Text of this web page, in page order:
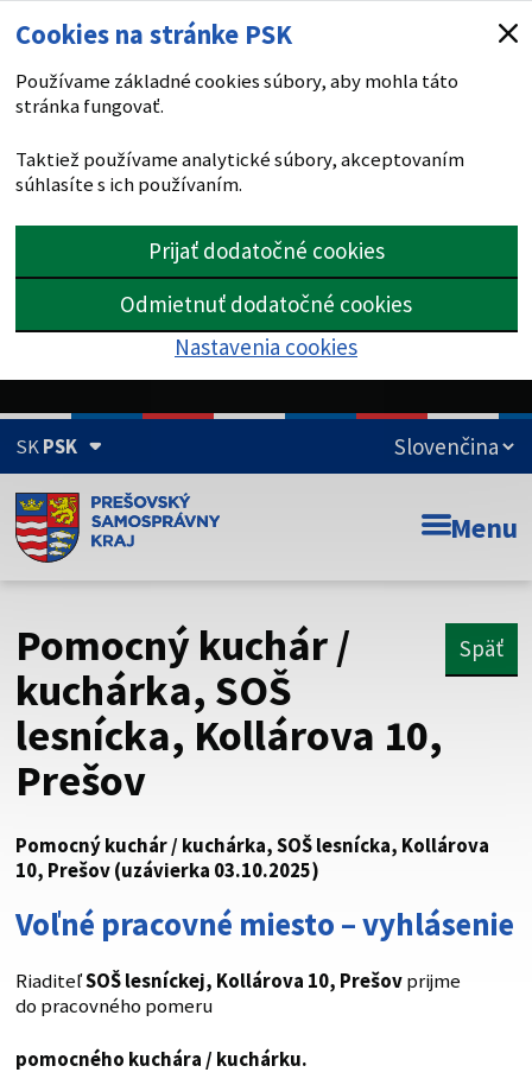
Cookies na stránke PSK
Používame základné cookies súbory, aby mohla táto
stránka fungovať.
Taktiež používame analytické súbory, akceptovaním
súhlasíte s ich používaním.
Prijať dodatočné cookies
Odmietnuť dodatočné cookies
Nastavenia cookies
SKPSK
Doména psk.sk je oficiálna
Toto je oficiálna webová stránka Prešovského
Táto stránka je zabezpečená
Buďte pozorní a vždy sa uistite, že zdieľate informácie iba
cez zabezpečenú webovú stránku. Zabezpečená stránka
vždy začína https:// pred názvom domény webového sídla.
Menu
Pomocný kuchár /
kuchárka, SOŠ
lesnícka, Kollárova 10,
Prešov
Späť
Pomocný kuchár / kuchárka, SOŠ lesnícka, Kollárova
10, Prešov (uzávierka 03.10.2025)
Voľné pracovné miesto – vyhlásenie
RiaditeľSOŠ lesníckej, Kollárova 10, Prešov prijme
do pracovného pomeru
pomocného kuchára / kuchárku.